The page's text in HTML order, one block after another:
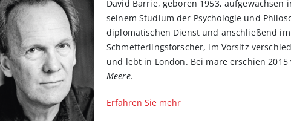
David Barrie, geboren 1953, aufgewachsen
seinem Studium der Psychologie und
diplomatischen Dienst und anschließend
Schmetterlingsforscher, im Vorsitz
und lebt in London. Bei mare erschien
Meere.
Erfahren Sie mehr